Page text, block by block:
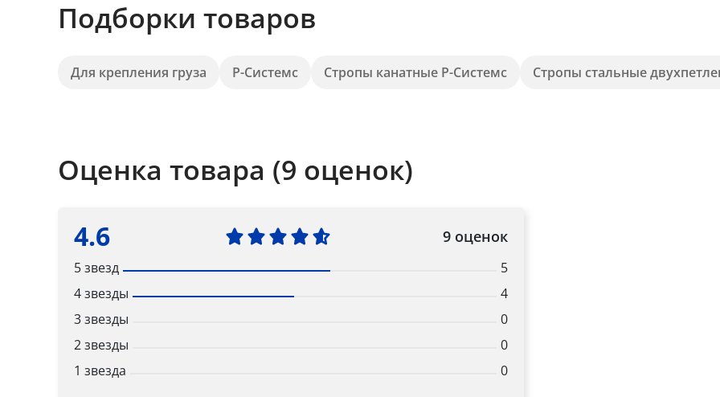
Подборки товаров
Для крепления груза Р-Системс Стропы канатные Р-Системс Стропы стальные
Оценка товара (9 оценок)
4.6 9 оценок
5 звезд
5
4 звезды
4
3 звезды
0
2 звезды
0
1 звезда
0